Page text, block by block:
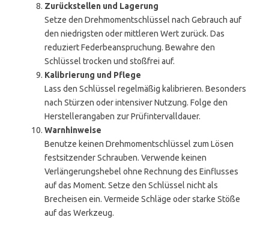
Zurückstellen und Lagerung
Setze den Drehmomentschlüssel nach Gebrauch auf
den niedrigsten oder mittleren Wert zurück. Das
reduziert Federbeanspruchung. Bewahre den
Schlüssel trocken und stoßfrei auf.
Kalibrierung und Pflege
Lass den Schlüssel regelmäßig kalibrieren. Besonders
nach Stürzen oder intensiver Nutzung. Folge den
Herstellerangaben zur Prüfintervalldauer.
Warnhinweise
Benutze keinen Drehmomentschlüssel zum Lösen
festsitzender Schrauben. Verwende keinen
Verlängerungshebel ohne Rechnung des Einflusses
auf das Moment. Setze den Schlüssel nicht als
Brecheisen ein. Vermeide Schläge oder starke Stöße
auf das Werkzeug.